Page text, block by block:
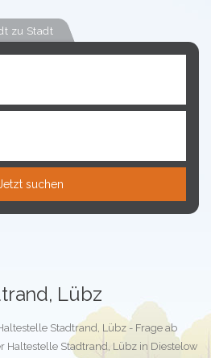
zu Stadt
suchen
Lübz
Stadtrand, Lübz - Frage ab
Haltestelle Stadtrand, Lübz in Diestelow